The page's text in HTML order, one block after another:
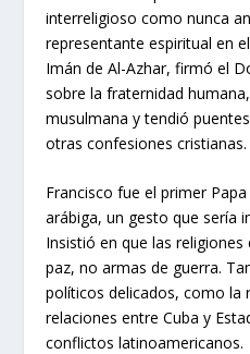
interreligioso como nunca
representante espiritual en
Imán de Al-Azhar, firmó el
sobre la fraternidad
musulmana y tendió
otras confesiones cristianas.
Francisco fue el primer
arábiga, un gesto que sería
Insistió en que las religiones
paz, no armas de guerra.
políticos delicados, como la
relaciones entre Cuba y
conflictos latinoamericanos.